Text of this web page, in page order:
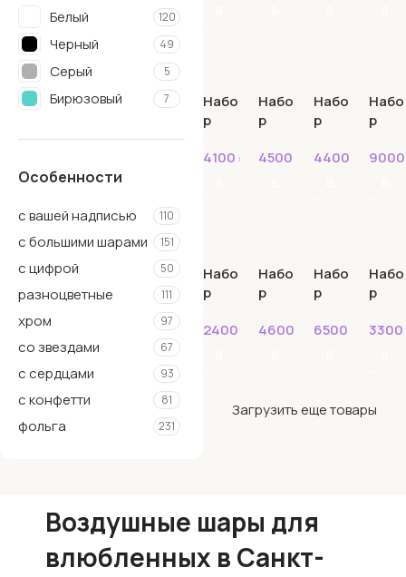
Белый 120
Черный 49
Серый 5
Бирюзовый 7
Синий
Красный 38
21
Фиолетовый 13
Фуше 23
Желтый 16
Зеленый 27
Оранжевый 11
Особенности
с вашей надписью 110
с большими шарами 151
с цифрой 50
разноцветные 111
хром 97
со звездами 67
с сердцами 93
с конфетти 81
фольга 231
Набо
р
4100 ₽
Набо
р
4500
Набо
р
4400
Набо
р
Набо
р
2400
Набо
р
4600
Набо
р
6500
Набо
р
3300
Загрузить еще товары
Воздушные шары для
влюбленных в Санкт-